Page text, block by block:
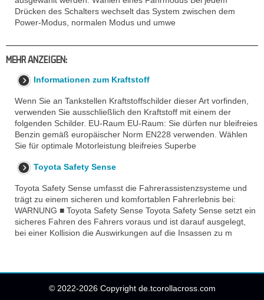
Drücken des Schalters wechselt das System zwischen dem
Power-Modus, normalen Modus und umwe
MEHR ANZEIGEN:
Informationen zum Kraftstoff
Wenn Sie an Tankstellen Kraftstoffschilder dieser Art vorfinden,
verwenden Sie ausschließlich den Kraftstoff mit einem der
folgenden Schilder. EU-Raum EU-Raum: Sie dürfen nur bleifreies
Benzin gemäß europäischer Norm EN228 verwenden. Wählen
Sie für optimale Motorleistung bleifreies Superbe
Toyota Safety Sense
Toyota Safety Sense umfasst die Fahrerassistenzsysteme und
trägt zu einem sicheren und komfortablen Fahrerlebnis bei:
WARNUNG ■ Toyota Safety Sense Toyota Safety Sense setzt ein
sicheres Fahren des Fahrers voraus und ist darauf ausgelegt,
bei einer Kollision die Auswirkungen auf die Insassen zu m
© 2022-2026 Copyright de.tcorollacross.com